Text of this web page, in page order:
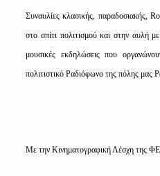
Συναυλίες κλασικής, παραδοσιακής,
στο σπίτι πολιτισμού και στην αυλή
μουσικές εκδηλώσεις που
πολιτιστικό Ραδιόφωνο της πόλης μας
Με την Κινηματογραφική Λέσχη της